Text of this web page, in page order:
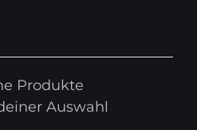
Produkte
Auswahl